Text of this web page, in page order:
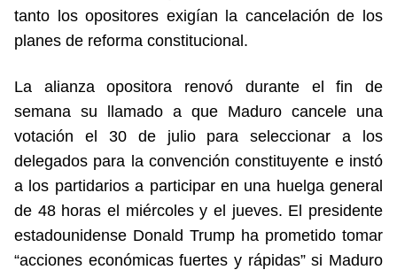
tanto los opositores exigían la cancelación de los
planes de reforma constitucional.
La alianza opositora renovó durante el fin de
semana su llamado a que Maduro cancele una
votación el 30 de julio para seleccionar a los
delegados para la convención constituyente e instó
a los partidarios a participar en una huelga general
de 48 horas el miércoles y el jueves. El presidente
estadounidense Donald Trump ha prometido tomar
“acciones económicas fuertes y rápidas” si Maduro